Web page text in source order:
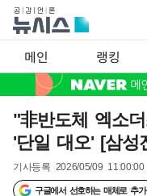
메인 랭킹
"非반도체 엑소
'단일 대오' [삼
기사등록 2026/05/09 11:00:00
구글에서 선호하는 매체로 추가